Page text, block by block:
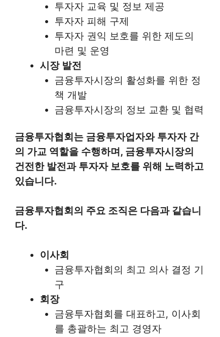
투자자 교육 및 정보 제공
투자자 피해 구제
투자자 권익 보호를 위한 제도의
마련 및 운영
시장 발전
금융투자시장의 활성화를 위한 정
책 개발
금융투자시장의 정보 교환 및 협력
금융투자협회는 금융투자업자와 투자자 간
의 가교 역할을 수행하며, 금융투자시장의
건전한 발전과 투자자 보호를 위해 노력하고
있습니다.
금융투자협회의 주요 조직은 다음과 같습니
다.
이사회
금융투자협회의 최고 의사 결정 기
구
회장
금융투자협회를 대표하고, 이사회
를 총괄하는 최고 경영자